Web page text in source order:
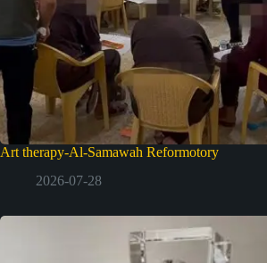
Art therapy-Al-Samawah Reformotory
2026-07-28